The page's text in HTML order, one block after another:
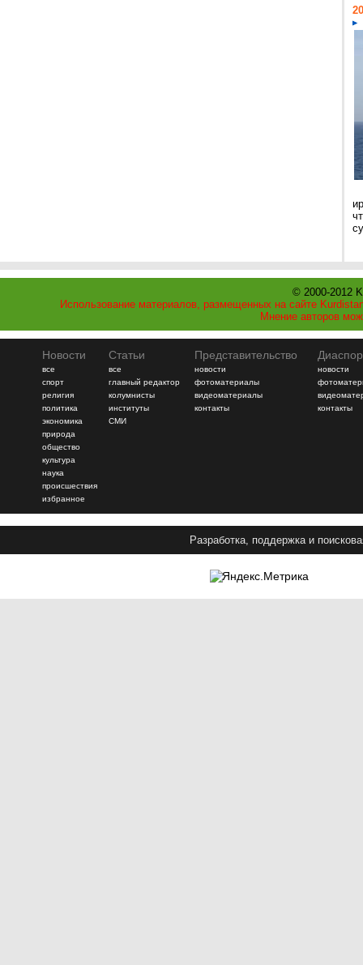
© 2000-2012
Использование материалов, размещенных на сайте
Мнение авторов
Новости
все
спорт
религия
политика
экономика
природа
общество
культура
наука
происшествия
избранное
Статьи
все
главный редактор
колумнисты
институты
СМИ
Представительство
новости
фотоматериалы
видеоматериалы
контакты
новости
контакты
Разработка, поддержка и